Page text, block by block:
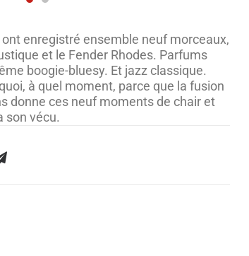
enregistré ensemble neuf morceaux,
et le Fender Rhodes. Parfums
boogie-bluesy. Et jazz classique.
à quel moment, parce que la fusion
donne ces neuf moments de chair et
son vécu.